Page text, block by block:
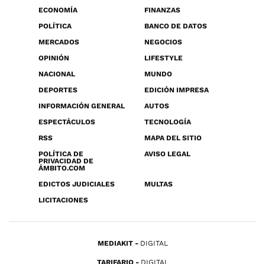
ECONOMÍA
FINANZAS
POLÍTICA
BANCO DE DATOS
MERCADOS
NEGOCIOS
OPINIÓN
LIFESTYLE
NACIONAL
MUNDO
DEPORTES
EDICIÓN IMPRESA
INFORMACIÓN GENERAL
AUTOS
ESPECTÁCULOS
TECNOLOGÍA
RSS
MAPA DEL SITIO
POLÍTICA DE
PRIVACIDAD DE
ÁMBITO.COM
AVISO LEGAL
EDICTOS JUDICIALES
MULTAS
LICITACIONES
MEDIAKIT DIGITAL